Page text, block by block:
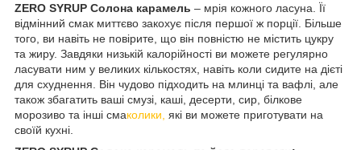
ZERO SYRUP Солона карамель – мрія кожного ласуна. Її
відмінний смак миттєво закохує після першої ж порції. Більше
того, ви навіть не повірите, що він повністю не містить цукру
та жиру. Завдяки низькій калорійності ви можете регулярно
ласувати ним у великих кількостях, навіть коли сидите на дієті
для схуднення. Він чудово підходить на млинці та вафлі, але
також збагатить ваші смузі, каші, десерти, сир, білкове
морозиво та інші смаколики, які ви можете приготувати на
своїй кухні.